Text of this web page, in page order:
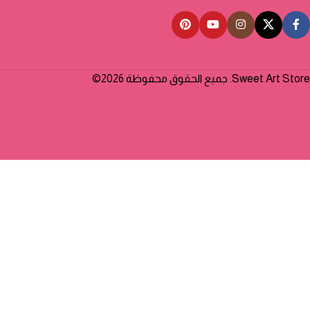
Sweet Art Store. جميع الحقوق محفوظة 2026©